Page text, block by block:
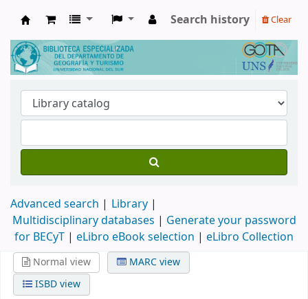
Biblioteca de Geografía y Turismo
Search history Clear
Advanced search
Library
Multidisciplinary databases | Generate your password
for BECyT | eLibro eBook selection | eLibro Collection
Normal view
MARC view
ISBD view